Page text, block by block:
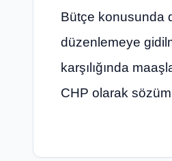
Bütçe konusunda
düzenlemeye
karşılığında
CHP olarak